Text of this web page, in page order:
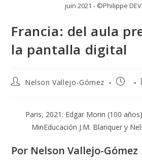
juin 2021 - ©Philippe
Francia: del aula
la pantalla digital
Autor
entrada:
Nelson Vallejo-Gómez
entrada:
Paris, 2021: Edgar Morin (100
MinEducación J.M. Blanquer y
Por Nelson Vallejo-Gómez